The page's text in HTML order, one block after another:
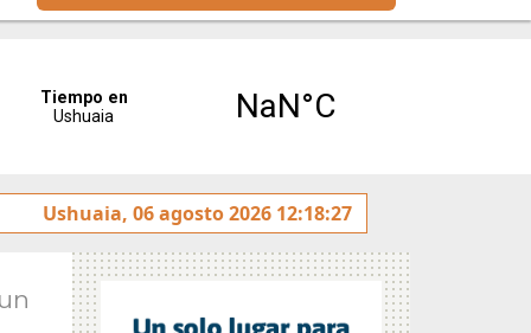
TDF Gaspar Benegas presentará este
Ushuaia, 06 agosto 2026 12:18:27